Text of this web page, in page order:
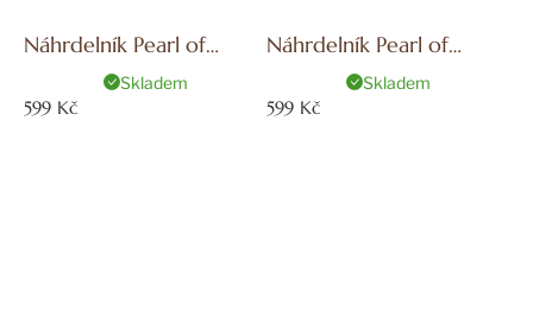
Náhrdelník Pearl of
Skladem
599 Kč
Náhrdelník Pearl of
Summer Honey
Skladem
599 Kč